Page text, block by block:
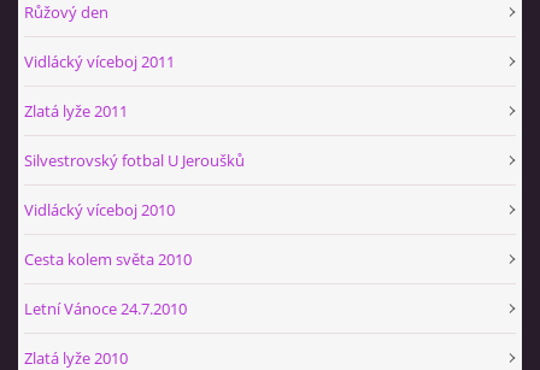
Růžový den
Vidlácký víceboj 2011
Zlatá lyže 2011
Silvestrovský fotbal U Jeroušků
Vidlácký víceboj 2010
Cesta kolem světa 2010
Letní Vánoce 24.7.2010
Zlatá lyže 2010